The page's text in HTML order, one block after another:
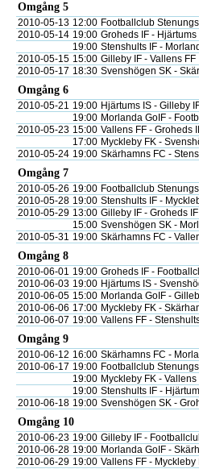
Omgång 5
2010-05-13 12:00 Footballclub
2010-05-14 19:00 Groheds IF - Hjärtums
19:00 Stenshults IF -
2010-05-15 15:00 Gilleby IF - Vallens FF
2010-05-17 18:30 Svenshögen SK -
Omgång 6
2010-05-21 19:00 Hjärtums IS - Gilleby
19:00 Morlanda GoIF -
2010-05-23 15:00 Vallens FF - Groheds
17:00 Myckleby FK -
2010-05-24 19:00 Skärhamns FC -
Omgång 7
2010-05-26 19:00 Footballclub
2010-05-28 19:00 Stenshults IF -
2010-05-29 13:00 Gilleby IF - Groheds IF
15:00 Svenshögen SK -
2010-05-31 19:00 Skärhamns FC -
Omgång 8
2010-06-01 19:00 Groheds IF -
2010-06-03 19:00 Hjärtums IS -
2010-06-05 15:00 Morlanda GoIF -
2010-06-06 17:00 Myckleby FK -
2010-06-07 19:00 Vallens FF -
Omgång 9
2010-06-12 16:00 Skärhamns FC -
2010-06-17 19:00 Footballclub
19:00 Myckleby FK - Vallens
19:00 Stenshults IF -
2010-06-18 19:00 Svenshögen SK -
Omgång 10
2010-06-23 19:00 Gilleby IF -
2010-06-28 19:00 Morlanda GoIF -
2010-06-29 19:00 Vallens FF - Myckleby